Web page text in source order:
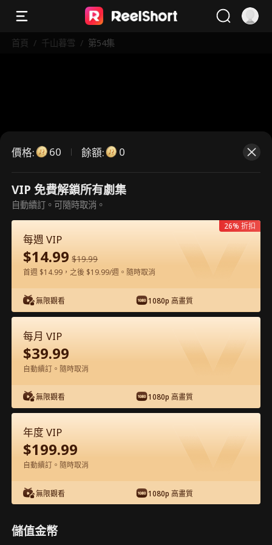
首頁 / 千山暮雪 / 第54集
這是付費劇集。請解鎖後觀看。
第54集 - 千山暮雪 完整影片
1-50 51-80
價格: 60 餘額: 0
VIP 免費解鎖所有劇集
自動續訂。可隨時取消。
每週 VIP
$14.99 $19.99
首週 $14.99，之後 $19.99/週。隨時取消
無限觀看 1080p 高畫質
26% 折扣
每月 VIP
$39.99
自動續訂。隨時取消
無限觀看 1080p 高畫質
年度 VIP
$199.99
自動續訂。隨時取消
無限觀看 1080p 高畫質
儲值金幣